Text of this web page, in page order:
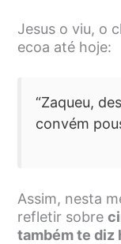
Jesus o viu, o
ecoa até hoje:
“Zaqueu,
convém
Assim, nesta
refletir sobre
também te diz